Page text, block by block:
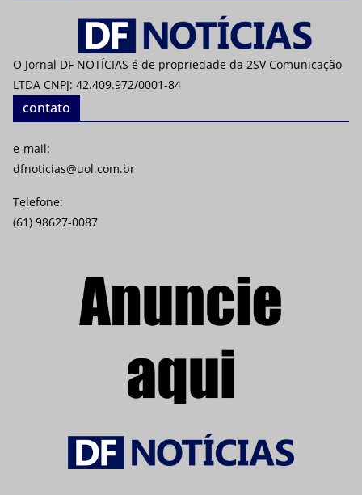
O Jornal DF NOTÍCIAS é de propriedade da 2SV Comunicação
LTDA CNPJ: 42.409.972/0001-84
contato
e-mail:
dfnoticias@uol.com.br
Telefone:
(61) 98627-0087